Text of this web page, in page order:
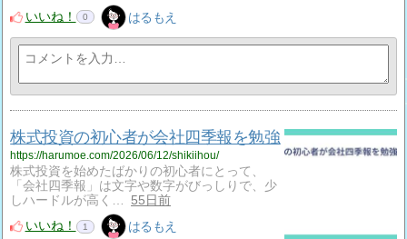
いいね！
0 はるもえ
株式投資の初心者が会社四季報を勉強
https://harumoe.com/2026/06/12/shikiihou/
株式投資を始めたばかりの初心者にとって、
「会社四季報」は文字や数字がびっしりで、少
しハードルが高く…
55日前
いいね！
1 はるもえ